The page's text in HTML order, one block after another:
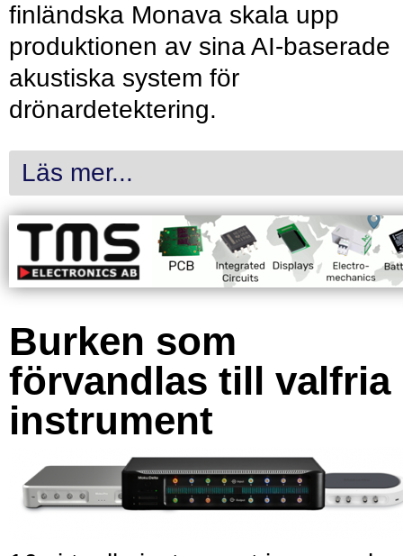
finländska Monava skala upp
produktionen av sina AI-baserade
akustiska system för
drönardetektering.
Läs mer...
Burken som
förvandlas till valfria
instrument